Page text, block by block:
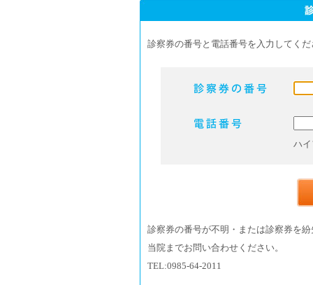
診察券の番号と電話番号を入力してくだ
ハ
診察券の番号が不明・または診察券を
当院までお問い合わせください。
TEL:0985-64-2011